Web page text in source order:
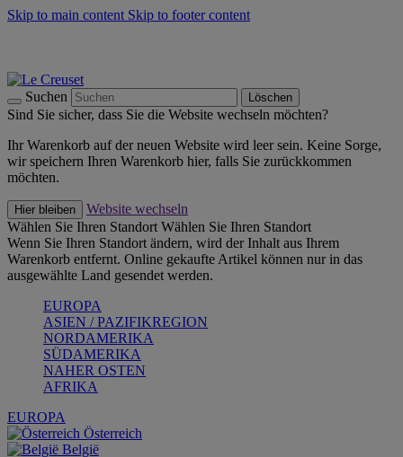
Skip to main content Skip to footer content
Suchen Löschen
Sind Sie sicher, dass Sie die Website wechseln möchten?
Ihr Warenkorb auf der neuen Website wird leer sein. Keine Sorge,
wir speichern Ihren Warenkorb hier, falls Sie zurückkommen
möchten.
Hier bleiben
Website wechseln
Wählen Sie Ihren Standort Wählen Sie Ihren Standort
Wenn Sie Ihren Standort ändern, wird der Inhalt aus Ihrem
Warenkorb entfernt. Online gekaufte Artikel können nur in das
ausgewählte Land gesendet werden.
EUROPA
ASIEN / PAZIFIKREGION
NORDAMERIKA
SÜDAMERIKA
NAHER OSTEN
AFRIKA
EUROPA
Österreich
België